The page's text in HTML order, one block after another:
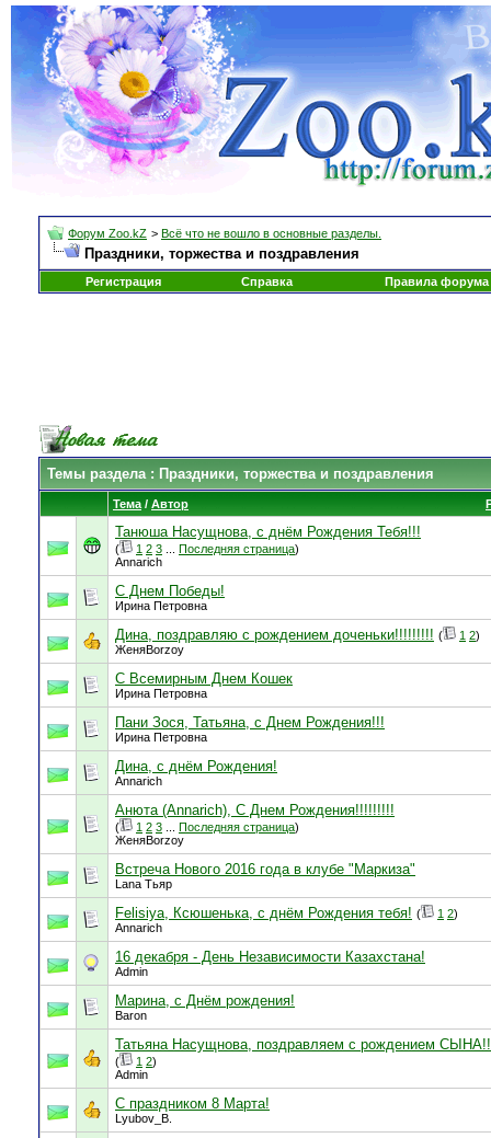
Форум Zoo.kZ > Всё что не вошло в основные разделы.
Праздники, торжества и поздравления
Регистрация Справка Правила форума
Темы раздела: Праздники, торжества и поздравления
Тема / Автор
Танюша Насущнова, с днём Рождения Тебя!!!
( 1 2 3 Последняя страница)
Annarich
С Днем Победы!
Ирина Петровна
Дина, поздравляю с рождением доченьки!!!!!!!!! ( 1 2)
ЖеняBorzoy
С Всемирным Днем Кошек
Ирина Петровна
Пани Зося, Татьяна, с Днем Рождения!!!
Ирина Петровна
Дина, с днём Рождения!
Annarich
Анюта (Annarich), С Днем Рождения!!!!!!!!!
( 1 2 3 Последняя страница)
ЖеняBorzoy
Встреча Нового 2016 года в клубе "Маркиза"
Lana Тьяр
Felisiya, Ксюшенька, с днём Рождения тебя! ( 1 2)
Annarich
16 декабря - День Независимости Казахстана!
Admin
Марина, с Днём рождения!
Baron
Татьяна Насущнова, поздравляем с рождением
( 1 2)
Admin
С праздником 8 Марта!
Lyubov_B.